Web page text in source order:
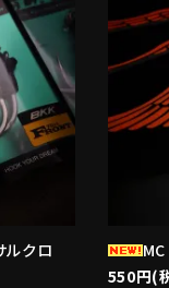
ルクロ
550円(